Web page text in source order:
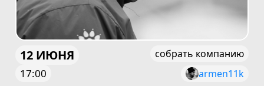
12 ИЮНЯ
17:00
собрать компанию
armen11k